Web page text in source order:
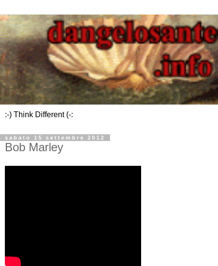
:-) Think Different (-:
sabato 15 settembre 2012
Bob Marley